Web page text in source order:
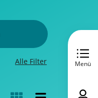
Alle Filter Menü